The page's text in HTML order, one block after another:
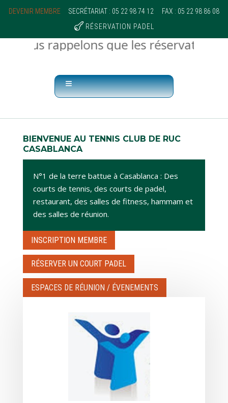
DEVENIR MEMBRE SECRÉTARIAT : 05 22 98 74 12 FAX : 05 22 98 86 08
 RÉSERVATION PADEL
rappelons que les réservations
BIENVENUE AU TENNIS CLUB DE RUC
CASABLANCA
N°1 de la terre battue à Casablanca : Des
courts de tennis, des courts de padel,
restaurant, des salles de fitness, hammam et
des salles de réunion.
INSCRIPTION MEMBRE
RÉSERVER UN COURT PADEL
ESPACES DE RÉUNION / ÉVENEMENTS